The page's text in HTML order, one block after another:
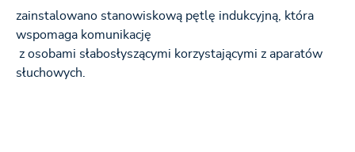
zainstalowano stanowiskową pętlę indukcyjną, która
wspomaga komunikację
z osobami słabosłyszącymi korzystającymi z aparatów
słuchowych.